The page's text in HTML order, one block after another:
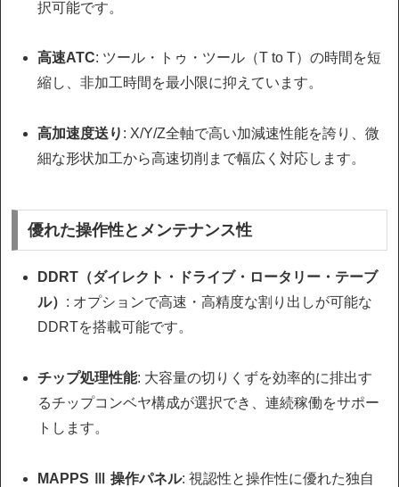
択可能です。
高速ATC: ツール・トゥ・ツール（T to T）の時間を短
縮し、非加工時間を最小限に抑えています。
高加速度送り : X/Y/Z全軸で高い加減速性能を誇り、微
細な形状加工から高速切削まで幅広く対応します。
優れた操作性とメンテナンス性
DDRT（ダイレクト・ドライブ・ロータリー・テーブ
ル） : オプションで高速・高精度な割り出しが可能な
DDRTを搭載可能です。
チップ処理性能: 大容量の切りくずを効率的に排出す
るチップコンベヤ構成が選択でき、連続稼働をサポー
トします。
MAPPS Ⅲ 操作パネル: 視認性と操作性に優れた独自